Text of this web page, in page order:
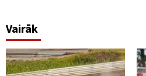
Vairāk